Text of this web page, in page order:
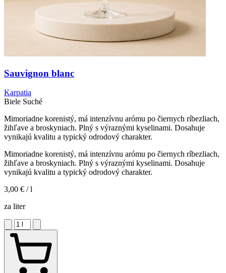
Sauvignon blanc
Karpatia
Biele Suché
Mimoriadne korenistý, má intenzívnu arómu po čiernych ríbezliach,
žihľave a broskyniach. Plný s výraznými kyselinami. Dosahuje
vynikajú kvalitu a typický odrodový charakter.
Mimoriadne korenistý, má intenzívnu arómu po čiernych ríbezliach,
žihľave a broskyniach. Plný s výraznými kyselinami. Dosahuje
vynikajú kvalitu a typický odrodový charakter.
3,00 € / l
za liter